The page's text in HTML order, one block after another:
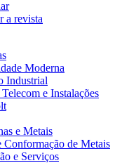
a revista
Moderna
Industrial
e Instalações
e Metais
Conformação de Metais
e Serviços